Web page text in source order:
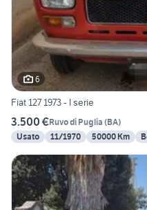
6
Fiat 127 1973 - I serie
3.500 €Ruvo di Puglia (BA)
Usato
11/1970 50000 Km